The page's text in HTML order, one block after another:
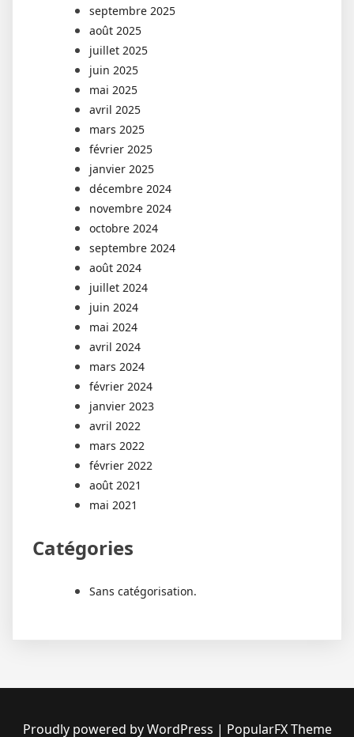
septembre 2025
août 2025
juillet 2025
juin 2025
mai 2025
avril 2025
mars 2025
février 2025
janvier 2025
décembre 2024
novembre 2024
octobre 2024
septembre 2024
août 2024
juillet 2024
juin 2024
mai 2024
avril 2024
mars 2024
février 2024
janvier 2023
avril 2022
mars 2022
février 2022
août 2021
mai 2021
Catégories
Sans catégorisation.
Proudly powered by WordPress | PopularFX Theme